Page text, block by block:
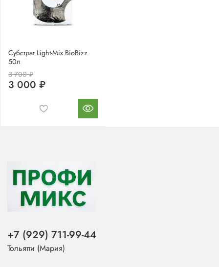
Субстрат Light-Mix BioBizz
50л
3 700 ₽
3 000 ₽
+7 (929) 711-99-44
Тольятти (Мария)